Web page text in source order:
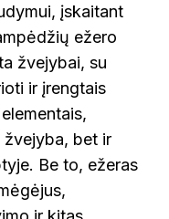
įskaitant
ežero
žvejybai, su
ir įrengtais
žvejyba, bet ir
Be to, ežeras